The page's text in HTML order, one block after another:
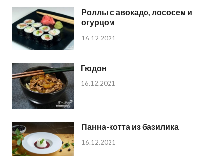
Роллы с авокадо, лососем и
огурцом
16.12.2021
Гюдон
16.12.2021
Панна-котта из базилика
16.12.2021